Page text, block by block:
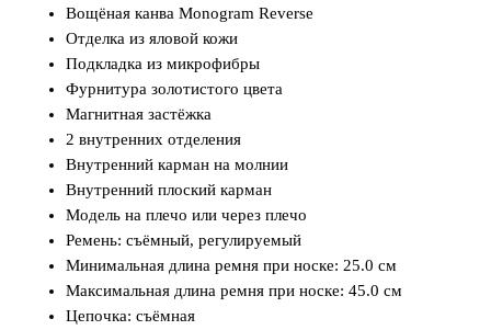
Вощёная канва Monogram Reverse
Отделка из яловой кожи
Подкладка из микрофибры
Фурнитура золотистого цвета
Магнитная застёжка
2 внутренних отделения
Внутренний карман на молнии
Внутренний плоский карман
Модель на плечо или через плечо
Ремень: съёмный, регулируемый
Минимальная длина ремня при носке: 25.0 см
Максимальная длина ремня при носке: 45.0 см
Цепочка: съёмная